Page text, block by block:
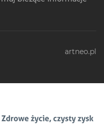
artneo.pl